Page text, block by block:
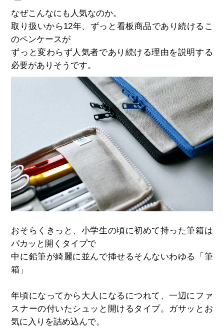
なぜこんなにも人気なのか。
取り扱いから12年、ずっと看板商品であり続けるこ
のペンケースが
ずっと変わらず人気者であり続ける理由を説明する
必要がありそうです。
おそらくきっと、小学生の頃に初めて持った筆箱は
パカッと開くタイプで
中に鉛筆が綺麗に並んで挿せるそんないわゆる「筆
箱」
年頃になってから大人になるにつれて、一辺にファ
スナーの付いたシュッと開けるタイプ。ガサッとお
気に入りを詰め込んで。